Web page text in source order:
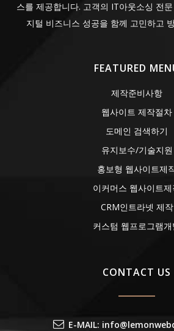
스를 제공합니다. 고객의 IT아웃소싱 전
지털 비즈니스 성공을 함께 고민하고
FEATURED
제작준비사항
웹사이트 제작절차
도메인 검색하기
유지보수/기술지원
홍보형 웹사이트제
이커머스 웹사이트
CRM인트라넷 제작
커스텀 웹프로그램
CONTACT US
E-MAIL: